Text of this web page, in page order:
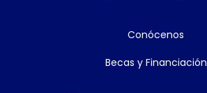
Conócenos
Becas y Financiación